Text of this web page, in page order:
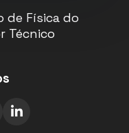
de Física do
Técnico